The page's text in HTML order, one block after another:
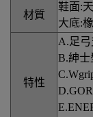
材質
鞋面:
大底:
特性
A.足
B.紳士